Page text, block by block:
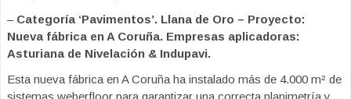
– Categoría ‘Pavimentos’. Llana de Oro – Proyecto:
Nueva fábrica en A Coruña. Empresas aplicadoras:
Asturiana de Nivelación & Indupavi.
Esta nueva fábrica en A Coruña ha instalado más de 4.000 m² de
sistemas weberfloor para garantizar una correcta planimetría y